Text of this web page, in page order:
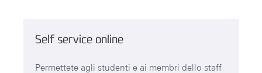
Self service online
Permettete agli studenti e ai membri dello staff